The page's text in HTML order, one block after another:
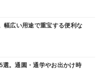
幅広い用途で重宝する便利な
選。通園・通学やお出かけ時